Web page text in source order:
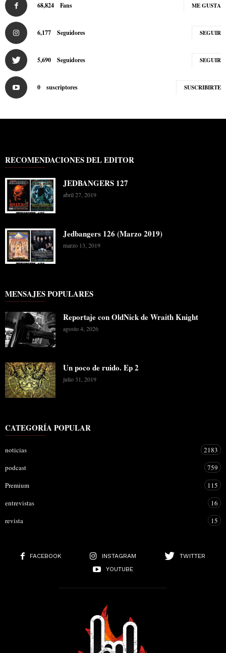
68,824 Fans ME GUSTA
6,177 Seguidores SEGUIR
5,690 Seguidores SEGUIR
0 suscriptores SUSCRIBIRTE
RECOMENDACIONES DEL EDITOR
JEDBANGERS 127
abril 27, 2019
Jedbangers 126 (Marzo 2019)
marzo 13, 2019
MENSAJES POPULARES
Reportaje con OldNick de Wraith Knight
agosto 4, 2026
Un poco de ruido. Ep 2
julio 31, 2019
CATEGORÍA POPULAR
noticias
2183
podcast
759
Premium
115
entrevistas
16
revista
15
FACEBOOK INSTAGRAM
TWITTER
YOUTUBE